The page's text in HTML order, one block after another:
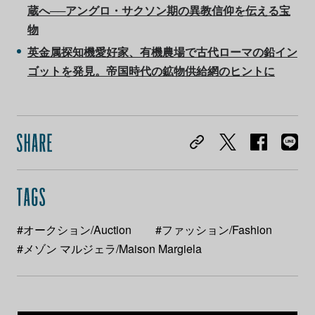
蔵へ──アングロ・サクソン期の異教信仰を伝える宝
物
英金属探知機愛好家、有機農場で古代ローマの鉛イン
ゴットを発見。帝国時代の鉱物供給網のヒントに
#オークション/Auction
#ファッション/Fashion
#メゾン マルジェラ/Maison Margiela